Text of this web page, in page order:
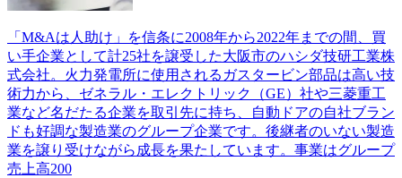
「M&Aは人助け」を信条に2008年から2022年までの間、買
い手企業として計25社を譲受した大阪市のハシダ技研工業株
式会社。火力発電所に使用されるガスタービン部品は高い技
術力から、ゼネラル・エレクトリック（GE）社や三菱重工
業など名だたる企業を取引先に持ち、自動ドアの自社ブラン
ドも好調な製造業のグループ企業です。後継者のいない製造
業を譲り受けながら成長を果たしています。事業はグループ
売上高200